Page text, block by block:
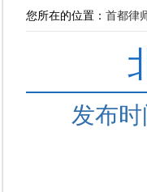
您所在的位置： 首都律
发布